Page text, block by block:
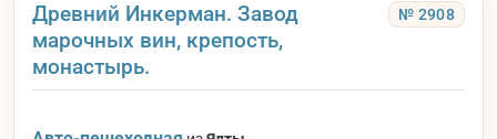
Древний Инкерман. Завод
марочных вин, крепость,
монастырь.
№ 2908